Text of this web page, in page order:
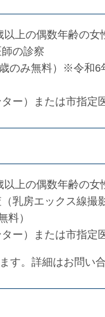
以上の偶数年齢の
の診察
のみ無料）※令和6
ー）または市指定
上の偶数年齢の女
乳房エックス線撮影
料）
ー）または市指定
。詳細はお問い合